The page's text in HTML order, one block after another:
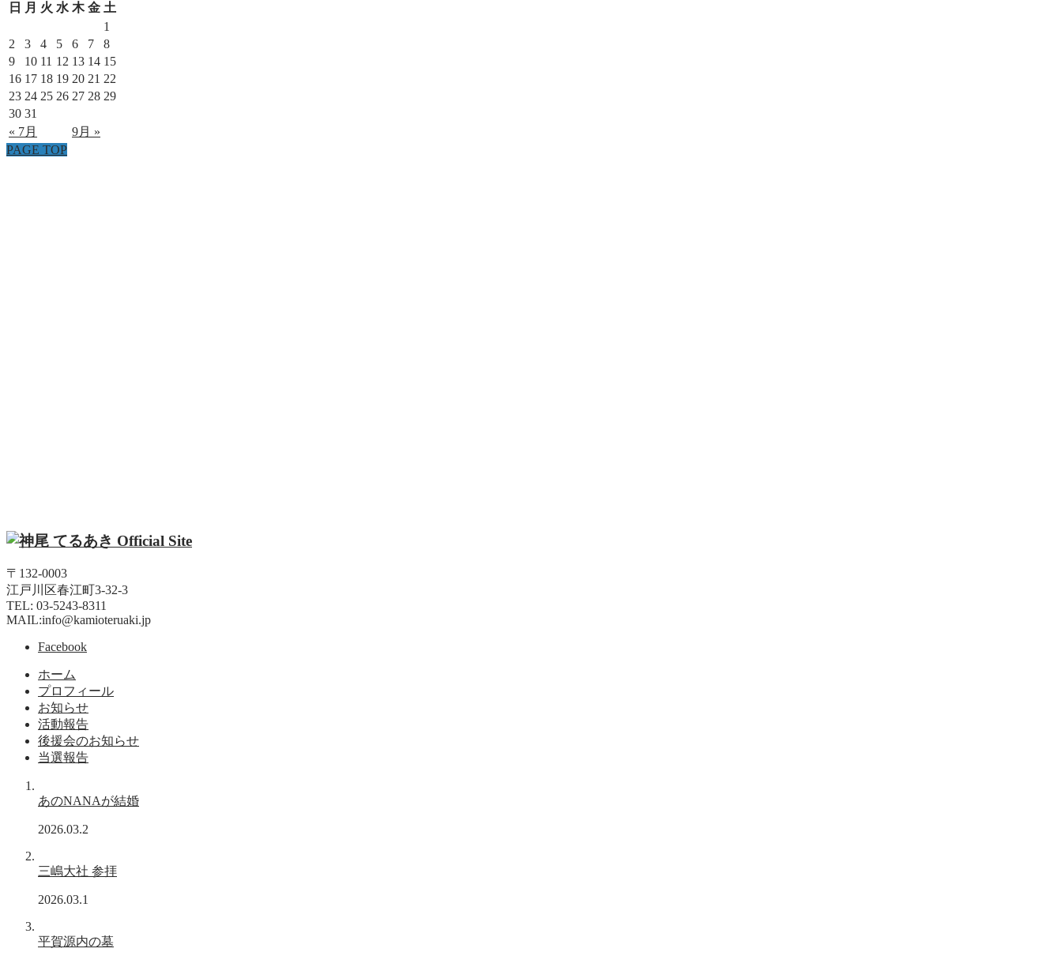
日
月 火 水 木 金 土
1
2
3 4 5 6 7
8
9
10 11 12 13 14 15
16 17 18 19 20 21 22
23 24 25 26 27 28 29
30 31
« 7月
9月 »
PAGE TOP
〒132-0003
江戸川区春江町3-32-3
TEL: 03-5243-8311
MAIL:info@kamioteruaki.jp
Facebook
ホーム
プロフィール
お知らせ
活動報告
後援会のお知らせ
当選報告
あのNANAが結婚
2026.03.2
三嶋大社 参拝
2026.03.1
平賀源内の墓